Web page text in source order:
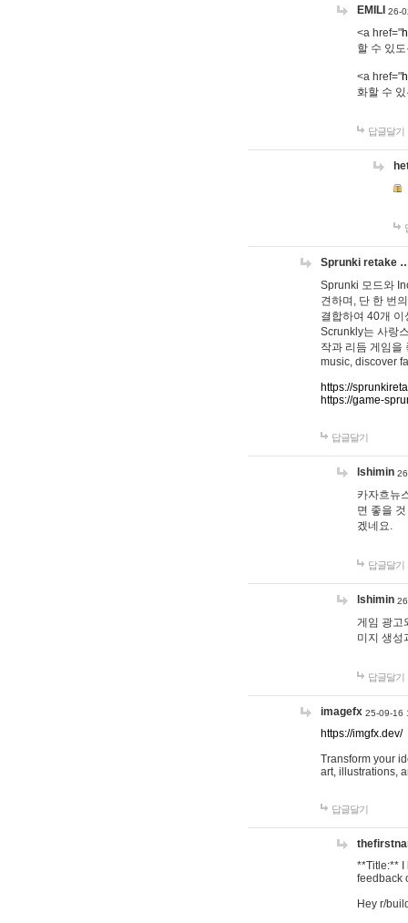
EMILI 26-
<a href="
할 수 있
<a href="
화할 수
답글달기
Sprunki retake
Sprunki 모드와
견하며, 단 한 번
결합하여 40개
Scrunkly는 사랑
작과 리듬 게임을
music, discover
https://
https://game-
답글달기
lshimin
카자흐뉴
면 좋을
겠네요.
답글달기
lshimin
게임 광고
미지 생성
답글달기
imagefx 25-09-16
https://imgfx.dev/
Transform your
art, illustrations,
답글달기
**Title:** I
feedback
Hey r/